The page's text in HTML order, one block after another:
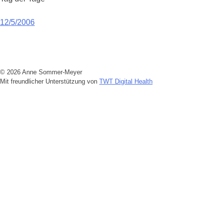
Beitragsnavigation
12/5/2006
© 2026 Anne Sommer-Meyer
Mit freundlicher Unterstützung von TWT Digital Health